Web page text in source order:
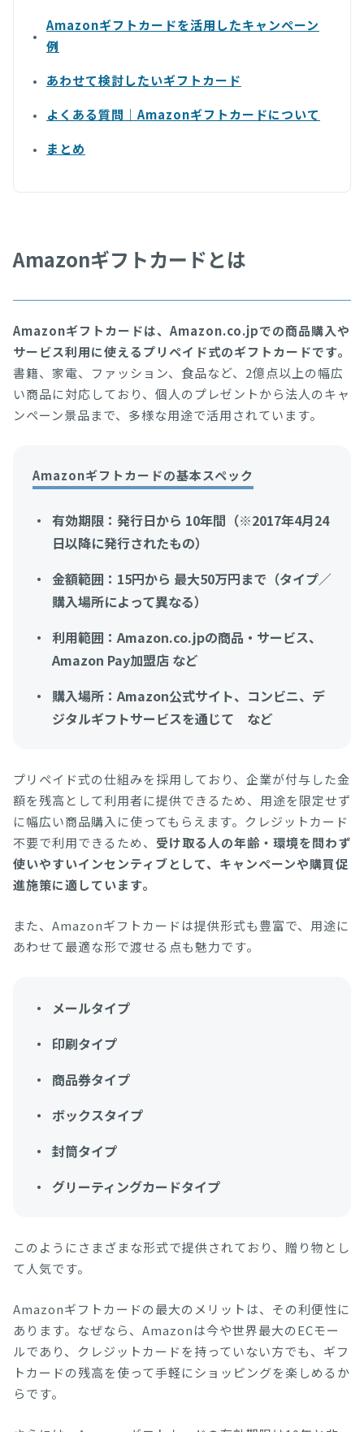
Amazonギフトカードを活用したキャンペーン
例
あわせて検討したいギフトカード
よくある質問｜Amazonギフトカードについて
まとめ
Amazonギフトカードとは
Amazonギフトカードは、Amazon.co.jpでの商品購入や
サービス利用に使えるプリペイド式のギフトカードです。
書籍、家電、ファッション、食品など、2億点以上の幅広
い商品に対応しており、個人のプレゼントから法人のキャ
ンペーン景品まで、多様な用途で活用されています。
Amazonギフトカードの基本スペック
有効期限：発行日から 10年間（※2017年4月24
日以降に発行されたもの）
金額範囲：15円から 最大50万円まで（タイプ／
購入場所によって異なる）
利用範囲：Amazon.co.jpの商品・サービス、
Amazon Pay加盟店 など
購入場所：Amazon公式サイト、コンビニ、デ
ジタルギフトサービスを通じて など
プリペイド式の仕組みを採用しており、企業が付与した金
額を残高として利用者に提供できるため、用途を限定せず
に幅広い商品購入に使ってもらえます。クレジットカード
不要で利用できるため、 受け取る人の年齢・環境を問わず
使いやすいインセンティブとして、キャンペーンや購買促
進施策に適しています。
また、Amazonギフトカードは提供形式も豊富で、用途に
あわせて最適な形で渡せる点も魅力です。
メールタイプ
印刷タイプ
商品券タイプ
ボックスタイプ
封筒タイプ
グリーティングカードタイプ
このようにさまざまな形式で提供されており、贈り物とし
て人気です。
Amazonギフトカードの最大のメリットは、その利便性に
あります。なぜなら、Amazonは今や世界最大のECモー
ルであり、クレジットカードを持っていない方でも、ギフ
トカードの残高を使って手軽にショッピングを楽しめるか
らです。